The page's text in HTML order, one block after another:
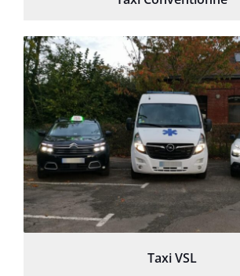
Taxi VSL